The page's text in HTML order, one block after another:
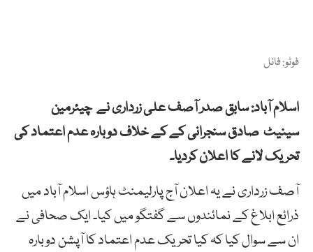
فوٹو: فائل
اسلام آباد: سابق صدر آصف علی زرداری نے چیئرمین
سینیٹ صادق سنجرانی کے کے خلاف دوبارہ عدم اعتماد کی
تحریک لانے کا اعلان کردیا۔
آصف زرداری نے یہ اعلان آج پارلیمنٹ ہاؤس اسلام آباد میں
ذرائع ابلاغ کے نمائندوں سے گفتگو میں کیا۔ ایک صحافی نے
ان سے سوال کیا کہ کیا تحریک عدم اعتماد کا آپشن دوبارہ